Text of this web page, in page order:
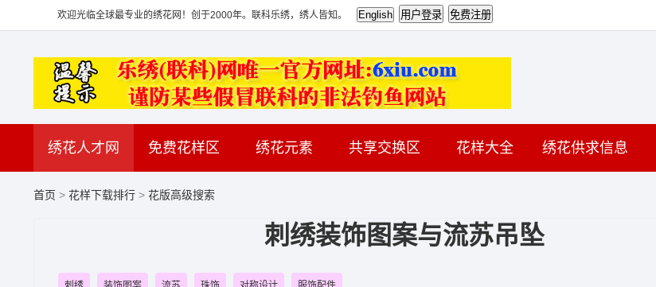
欢迎光临全球最专业的绣花网！创于2000年。联科乐绣，绣人皆知。
绣花人才网 免费花样区 绣花元素 共享交换区 花样大全 绣花供求信息
首页 > 花样下载排行 > 花版高级搜索
刺绣装饰图案与流苏吊坠